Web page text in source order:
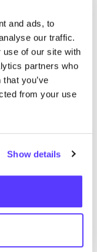
and ads, to
our traffic.
use of our site with
partners who
you’ve
from your use
Show details